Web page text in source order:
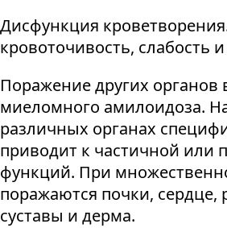
Дисфункция
кровоточивость, слабость
Поражение других органов
миеломного амилоидоза.
различных органах
приводит к частичной или
функций. При
поражаются почки, сердце,
суставы и дерма.